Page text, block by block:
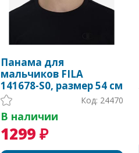
Панама для
мальчиков FILA
141678-S0, размер 54 см
Код: 24470
В наличии
1299 ₽